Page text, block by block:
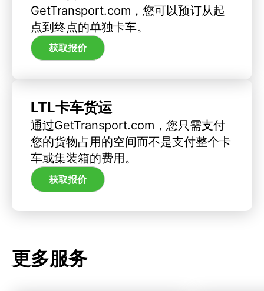
GetTransport.com，您可以预订从起
点到终点的单独卡车。
获取报价
LTL卡车货运
通过GetTransport.com，您只需支付
您的货物占用的空间而不是支付整个卡
车或集装箱的费用。
获取报价
更多服务